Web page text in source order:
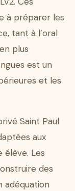
à préparer les
tant à l’oral
plus
est un
et les
Saint Paul
aux
élève. Les
des
adéquation